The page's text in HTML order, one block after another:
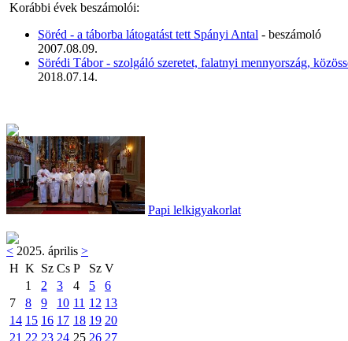
Korábbi évek beszámolói:
Söréd - a táborba látogatást tett Spányi Antal - beszámoló
2007.08.09.
Sörédi Tábor - szolgáló szeretet, falatnyi mennyország,
2018.07.14.
Papi lelkigyakorlat
< 2025. április >
H K Sz Cs P Sz V
1
2 3 4 5
6
7
8 9 10 11 12 13
14 15 16 17 18 19 20
21 22 23 24 25 26 27